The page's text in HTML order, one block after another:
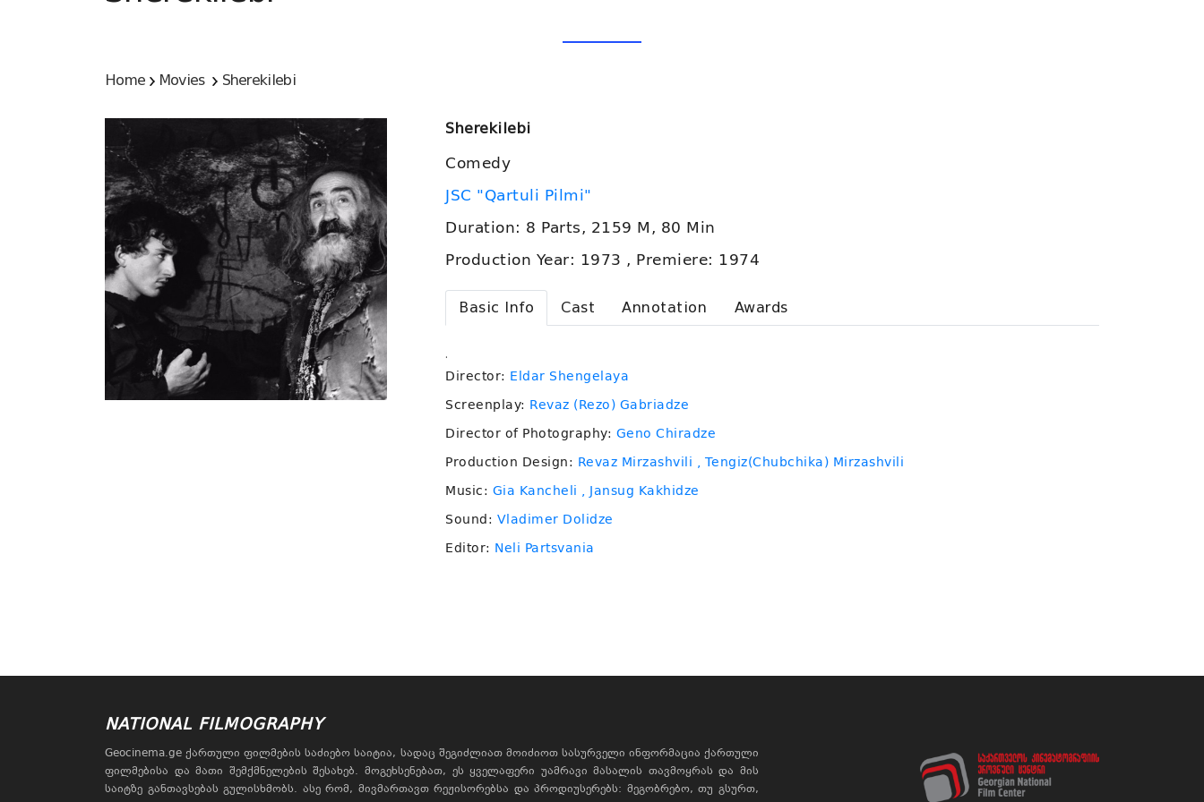
Home Movies Sherekilebi
Sherekilebi
Comedy
JSC "Qartuli Pilmi"
Duration: 8 Parts, 2159 M, 80 Min
Production Year: 1973 , Premiere: 1974
Basic Info Cast Annotation Awards
.
Director: Eldar Shengelaya
Screenplay: Revaz (Rezo) Gabriadze
Director of Photography: Geno Chiradze
Production Design: Revaz Mirzashvili
, Tengiz(Chubchika) Mirzashvili
Music: Gia Kancheli
, Jansug Kakhidze
Sound: Vladimer Dolidze
Editor: Neli Partsvania
NATIONAL FILMOGRAPHY
Geocinema.ge ქართული ფილმების საძიებო საიტია, სადაც შეგიძლიათ მოიძიოთ სასურველი ინფორმაცია ქართული
ფილმებისა და მათი შემქმნელების შესახებ. მოგეხსენებათ, ეს ყველაფერი უამრავი მასალის თავმოყრას და მის
საიტზე განთავსებას გულისხმობს. ასე რომ, მივმართავთ რეჟისორებსა და პროდიუსერებს: მეგობრებო, თუ გსურთ,